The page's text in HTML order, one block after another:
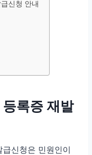
신청 안내
록증 재발
신청은 민원인이